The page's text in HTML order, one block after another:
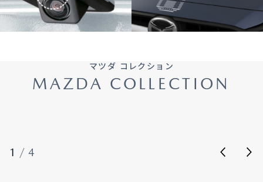
マツダ コレクション
MAZDA COLLECTION
1 / 4